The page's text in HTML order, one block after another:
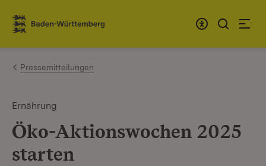
Zum Inhalt springen
Link zur Startseite
Pressemitteilungen
Ernährung
Öko-Aktionswochen 2025
starten